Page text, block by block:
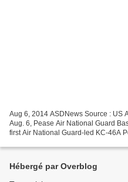
Aug 6, 2014 ASDNews Source : US
Aug. 6, Pease Air National Guard
first Air National Guard-led KC-46A
Hébergé par Overblog